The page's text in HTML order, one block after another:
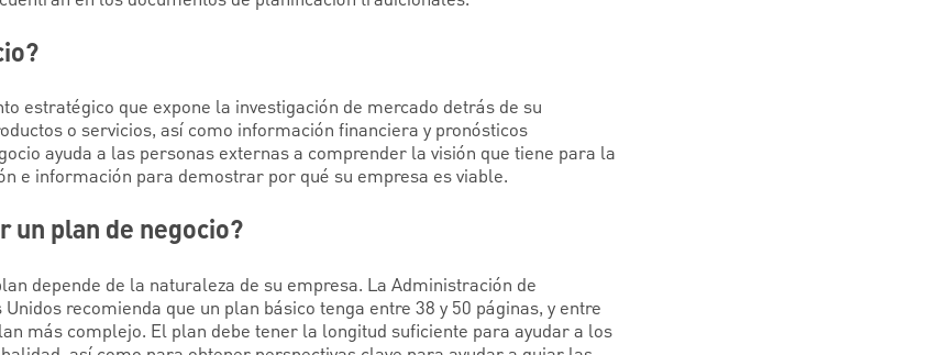
estratégico que expone la investigación de mercado detrás de su
o servicios, así como información financiera y pronósticos
ayuda a las personas externas a comprender la visión que tiene para la
e información para demostrar por qué su empresa es viable.
un plan de negocio?
depende de la naturaleza de su empresa. La Administración de
recomienda que un plan básico tenga entre 38 y 50 páginas, y entre
más complejo. El plan debe tener la longitud suficiente para ayudar a los